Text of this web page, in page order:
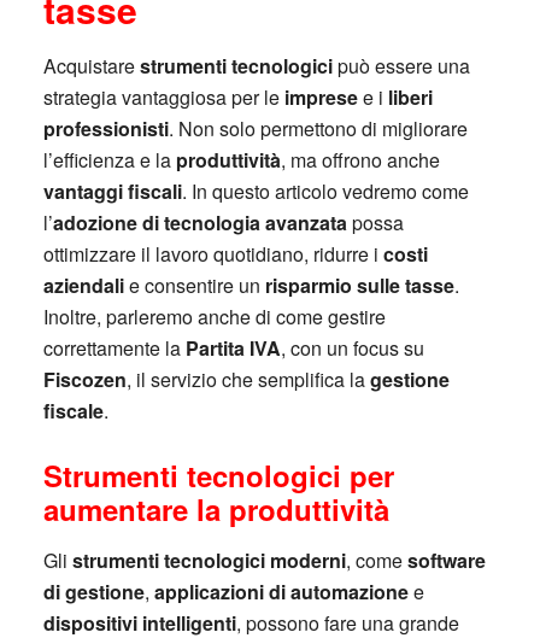
Acquistarestrumenti tecnologicipuò essere una
strategia vantaggiosa per le impresee i liberi
professionisti. Non solo permettono di migliorare
l’efficienza e la produttività, ma offrono anche
vantaggi fiscali. In questo articolo vedremo come
l’adozione di tecnologia avanzatapossa
ottimizzare il lavoro quotidiano, ridurre i costi
aziendalie consentire un risparmio sulle tasse.
Inoltre, parleremo anche di come gestire
correttamente la Partita IVA, con un focus su
Fiscozen, il servizio che semplifica lagestione
fiscale.
Strumenti tecnologici per
aumentare la produttività
Gli strumenti tecnologici moderni, comesoftware
di gestione, applicazioni di automazionee
dispositivi intelligenti, possono fare una grande